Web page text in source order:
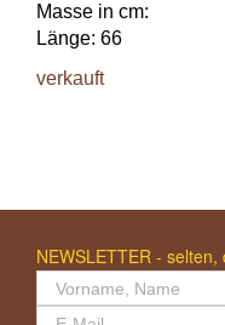
Masse in cm:
Länge: 66
verkauft
NEWSLETTER -